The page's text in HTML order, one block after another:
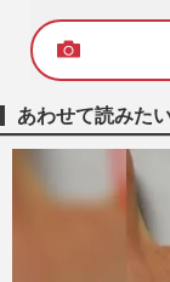
あわせて読みた